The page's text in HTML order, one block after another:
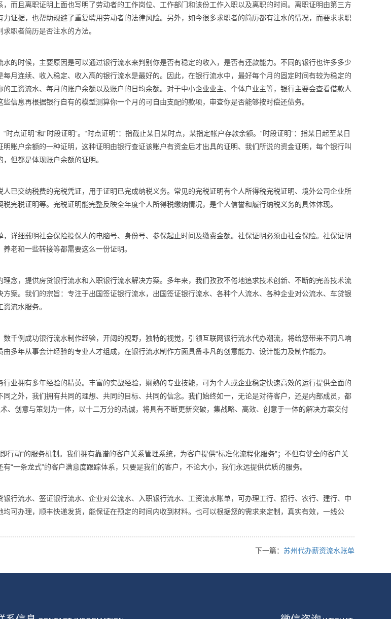
而且离职证明上面也写明了劳动者的工作岗位、工作部门和该份工作入职以及离职的时间。离职证明由第三方
证据，也帮助规避了重复聘用劳动者的法律风险。另外，如今很多求职者的简历都有注水的情况，而要求求职
职者简历是否注水的方法。
的时候，主要原因是可以通过银行流水来判别你是否有稳定的收入，是否有还款能力。不同的银行也许多多少
月连续、收入稳定、收入高的银行流水是最好的。因此，在银行流水中，最好每个月的固定时间有较为稳定的
的工资流水、每月的账户余额以及账户的日均余额。对于中小企业业主、个体户业主等，银行主要会查看借款人
信息再根据银行自有的模型测算你一个月的可自由支配的款项，审查你是否能够按时偿还债务。
时点证明”和“时段证明”。“时点证明”：指截止某日某时点，某指定帐户存款余额。“时段证明”：指某日起至某日
账户余额的一种证明，这种证明由银行查证该账户有资金后才出具的证明、我们所说的资金证明，每个银行叫
但都是体现账户余额的证明。
已交纳税费的完税凭证，用于证明已完成纳税义务。常见的完税证明有个人所得税完税证明、境外公司企业所
完税证明等。完税证明能完整反映全年度个人所得税缴纳情况，是个人信誉和履行纳税义务的具体体现。
详细载明社会保险投保人的电脑号、身份号、参保起止时间及缴费金额。社保证明必须由社会保险。社保证明
老和一些转接等都需要这么一份证明。
理念，提供房贷银行流水和入职银行流水解决方案。多年来，我们孜孜不倦地追求技术创新、不断的完善技术流
案。我们的宗旨：专注于出国签证银行流水，出国签证银行流水、各种个人流水、各种企业对公流水、车贷银
流水服务。
千例成功银行流水制作经验，开阔的视野，独特的视觉，引领互联网银行流水代办潮流，将给您带来不同凡响
多年从事会计经验的专业人才组成，在银行流水制作方面具备非凡的创意能力、设计能力及制作能力。
业拥有多年经验的精英。丰富的实战经验，娴熟的专业技能，可为个人或企业稳定快速高效的运行提供全面的
之外，我们拥有共同的理想、共同的目标、共同的信念。我们始终如一，无论是对待客户，还是内部成员，都
、创意与策划为一体，以十二万分的热诚，将具有不断更新突破，集战略、高效、创意于一体的解决方案交付
行动“的服务机制。我们拥有靠谱的客户关系管理系统，为客户提供“标准化流程化服务”；不但有健全的客户关
“一条龙式”的客户满意度跟踪体系，只要是我们的客户，不论大小，我们永远提供优质的服务。
行流水、签证银行流水、企业对公流水、入职银行流水、工资流水账单，可办理工行、招行、农行、建行、中
可办理，顺丰快递发货，能保证在预定的时间内收到材料。也可以根据您的需求来定制，真实有效，一线公
下一篇： 苏州代办薪资流水账单